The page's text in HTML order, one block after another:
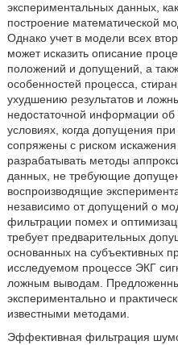
экспериментальных данных,
построение математической
Однако учет в модели всех
может исказить описание
положений и допущений, а
особенностей процесса,
ухудшению результатов и
недостаточной информации
условиях, когда допущения
сопряжены с риском
разрабатывать методы
данных, не требующие
воспроизводящие
независимо от допущений о
фильтрации помех и
требует предварительных
основанных на субъективных
исследуемом процессе ЭКГ
ложным выводам.
экспериментально и
известными методами.
Эффективная фильтрация